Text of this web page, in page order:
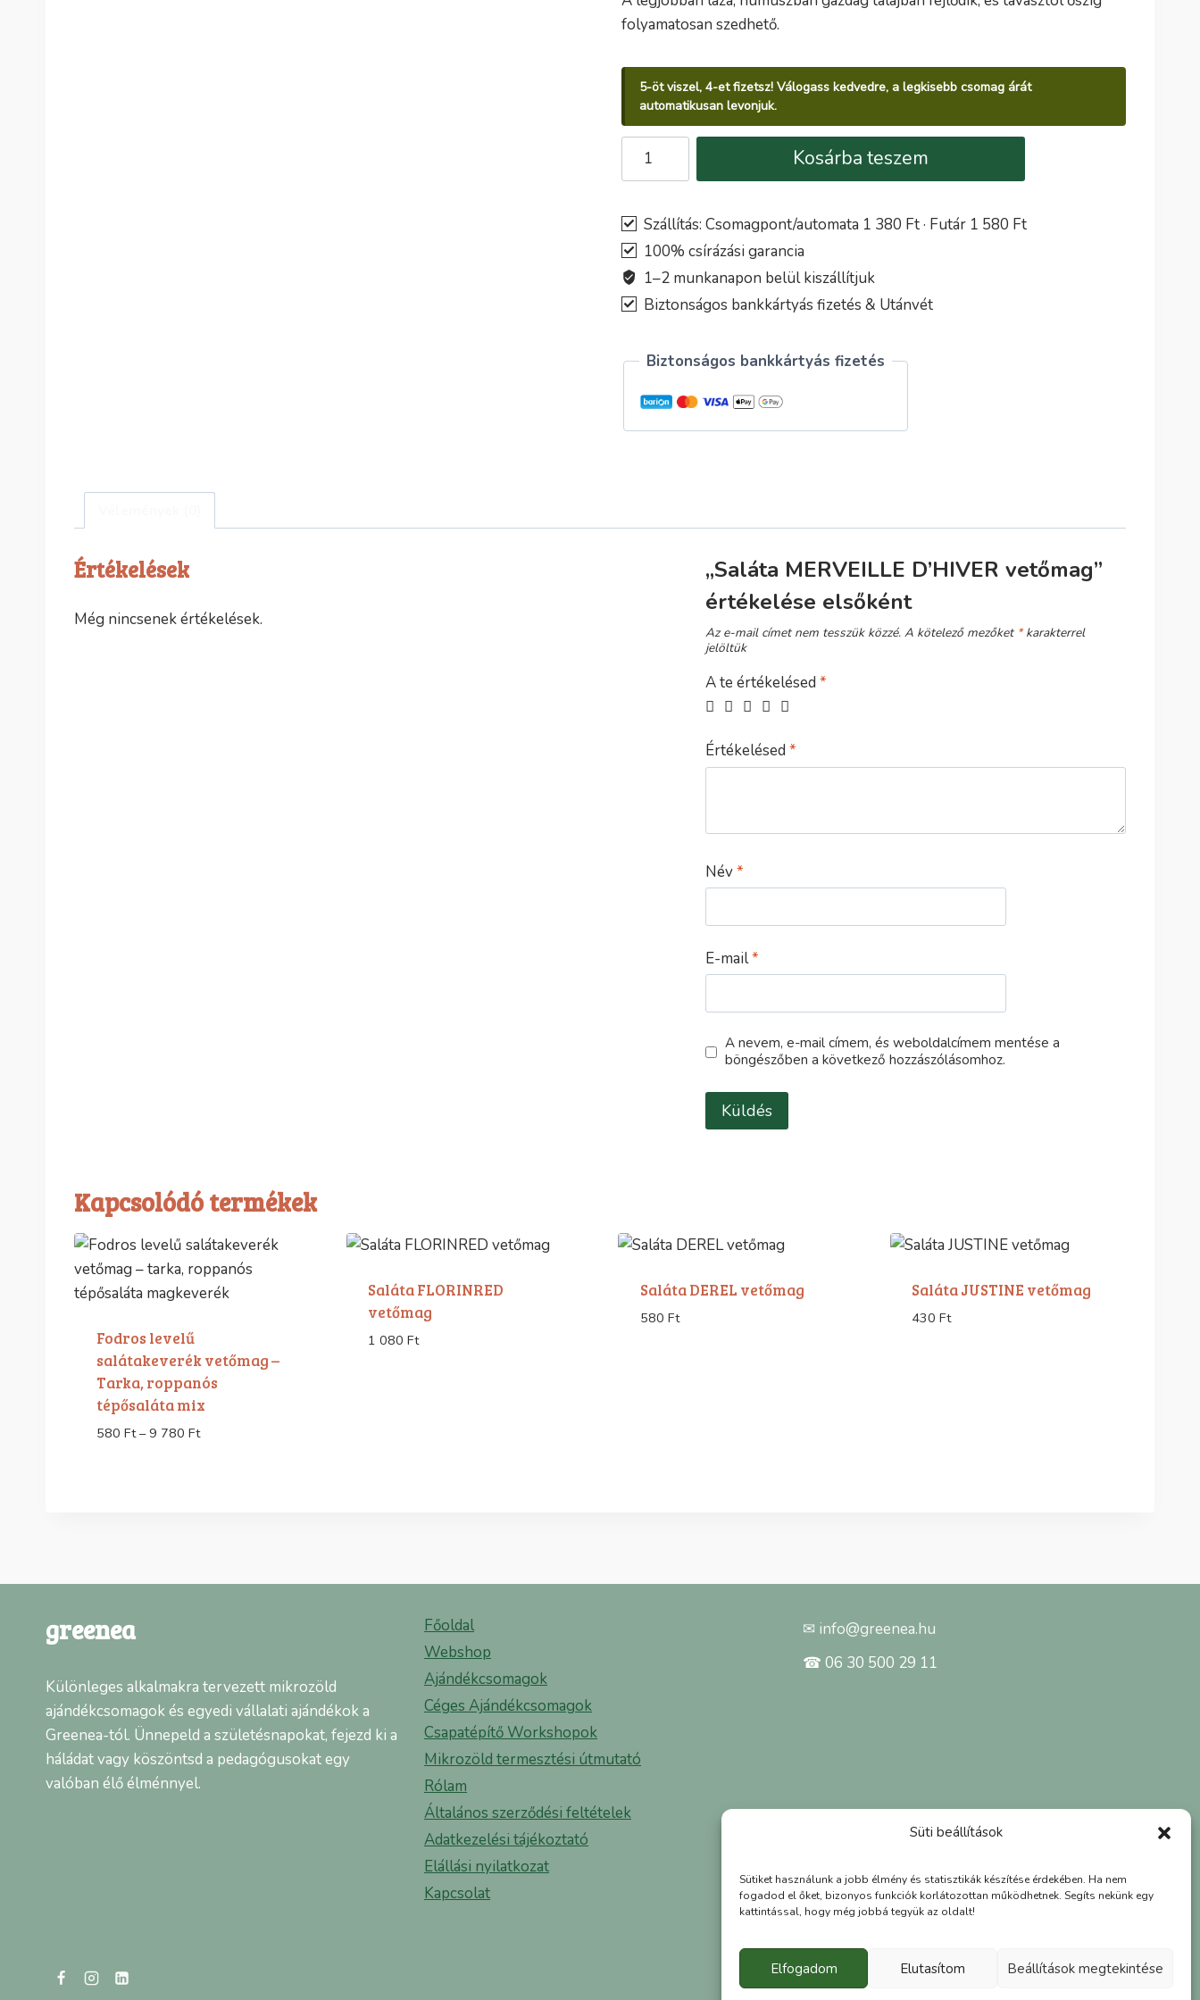
Süti beállítások
Sütiket használunk a jobb élmény és statisztikák készítése érdekében. Ha nem
fogadod el őket, bizonyos funkciók korlátozottan működhetnek. Segíts nekünk egy
kattintással, hogy még jobbá tegyük az oldalt!
Elfogadom Elutasítom Beállítások megtekintése
folyamatosan szedhető.
5-öt viszel, 4-et fizetsz! Válogass kedvedre, a legkisebb csomag árát
automatikusan levonjuk.
Saláta
vetőmag
mennyiség
Kosárba teszem
Szállítás: Csomagpont/automata 1 380 Ft · Futár 1 580 Ft
100% csírázási garancia
1–2 munkanapon belül kiszállítjuk
Biztonságos bankkártyás fizetés & Utánvét
Biztonságos bankkártyás fizetés
Értékelések
Még nincsenek értékelések.
„Saláta MERVEILLE D’HIVER vetőmag”
értékelése elsőként
Az e-mail címet nem tesszük közzé. A kötelező mezőket *karakterrel
jelöltük
A te értékelésed *
Értékelésed *
Név*
E-mail*
A nevem, e-mail címem, és weboldalcímem mentése a
böngészőben a következő hozzászólásomhoz.
Kapcsolódó termékek
Fodros levelű
salátakeverék vetőmag –
Tarka, roppanós
tépősaláta mix
580 Ft – 9 780 FtÁrtartomány:
Saláta FLORINRED
vetőmag
1 080 Ft
Saláta DEREL vetőmag
580 Ft
Saláta JUSTINE vetőmag
430 Ft
greenea
Különleges alkalmakra tervezett mikrozöld
ajándékcsomagok és egyedi vállalati ajándékok a
Greenea-tól. Ünnepeld a születésnapokat, fejezd ki a
háládat vagy köszöntsd a pedagógusokat egy
valóban élő élménnyel.
Főoldal
Webshop
Ajándékcsomagok
Céges Ajándékcsomagok
Csapatépítő Workshopok
Mikrozöld termesztési útmutató
Rólam
Általános szerződési feltételek
Adatkezelési tájékoztató
Elállási nyilatkozat
Kapcsolat
✉ info@greenea.hu
☎ 06 30 500 29 11